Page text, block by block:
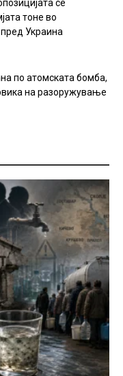
се
тоне во
Украина
по атомската бомба,
на разоружување